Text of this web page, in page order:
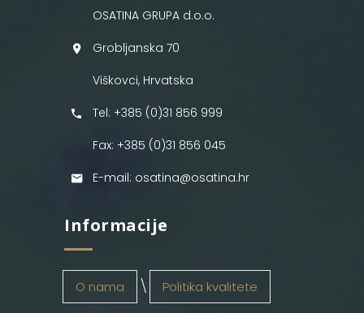
OSATINA GRUPA d.o.o.
Grobljanska 70
Viškovci, Hrvatska
Tel: +385 (0)31 856 999
Fax: +385 (0)31 856 045
E-mail: osatina@osatina.hr
Informacije
O nama Politika kvalitete